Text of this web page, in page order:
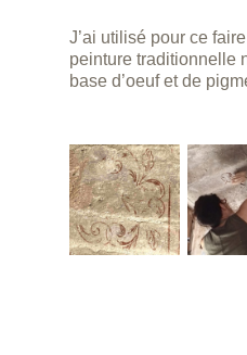
J’ai utilisé pour ce
peinture traditionnelle
base d’oeuf et de